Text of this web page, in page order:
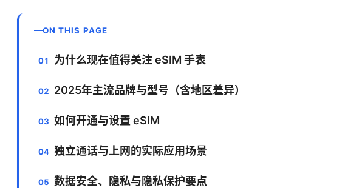
ON THIS PAGE
为什么现在值得关注 eSIM 手表
2025年主流品牌与型号（含地区差异）
如何开通与设置 eSIM
独立通话与上网的实际应用场景
数据安全、隐私与隐私保护要点